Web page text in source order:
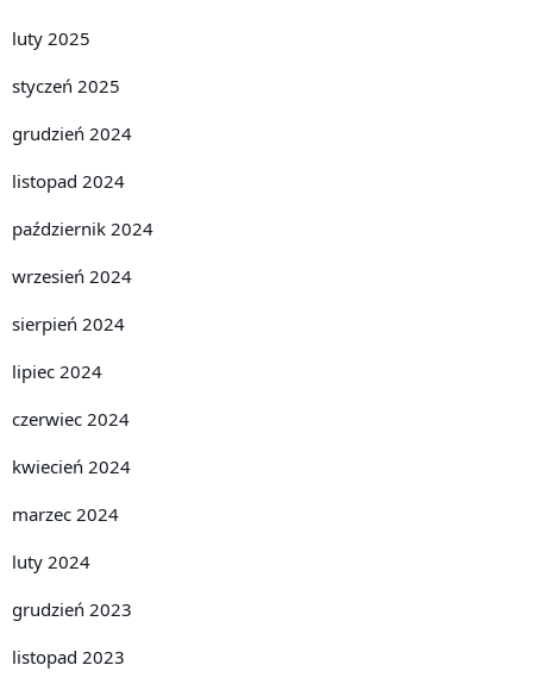
luty 2025
styczeń 2025
grudzień 2024
listopad 2024
październik 2024
wrzesień 2024
sierpień 2024
lipiec 2024
czerwiec 2024
kwiecień 2024
marzec 2024
luty 2024
grudzień 2023
listopad 2023